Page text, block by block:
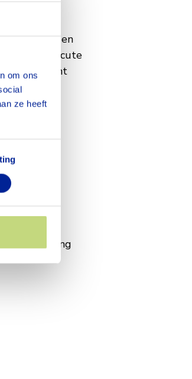
om ons
ze heeft
geplande en
of acute
Je kunt
maand
en/of korting